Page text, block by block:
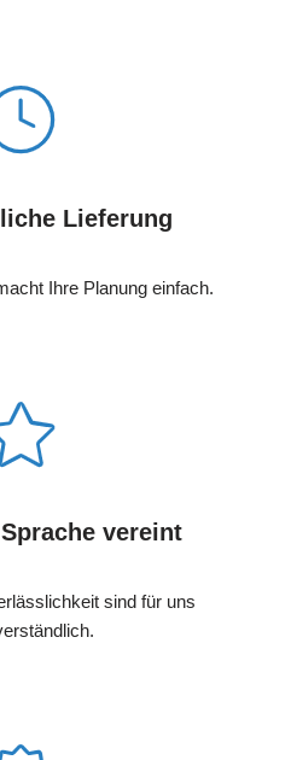
Lieferung
Ihre Planung einfach.
vereint
sind für uns